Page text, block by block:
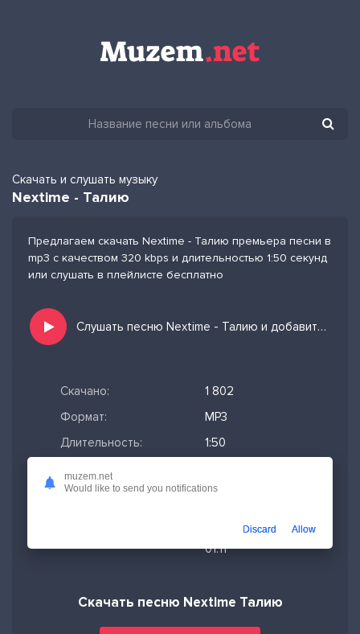
Скачать и слушать музыку
Nextime - Талию
Предлагаем скачать Nextime - Талию премьера песни в
mp3 с качеством 320 kbps и длительностью 1:50 секунд
или слушать в плейлисте бесплатно
Слушать песню Nextime - Талию и добавить в избранных
Скачано:
1 802
Формат:
MP3
Длительность:
1:50
Качество mp3:
320 кбит/с,
20-02-2026,
01:11
Скачать песню Nextime Талию
muzem.net
Would like to send you notifications
Discard Allow